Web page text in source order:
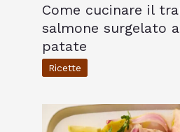
Come cucinare il
salmone surgelato
patate
Ricette